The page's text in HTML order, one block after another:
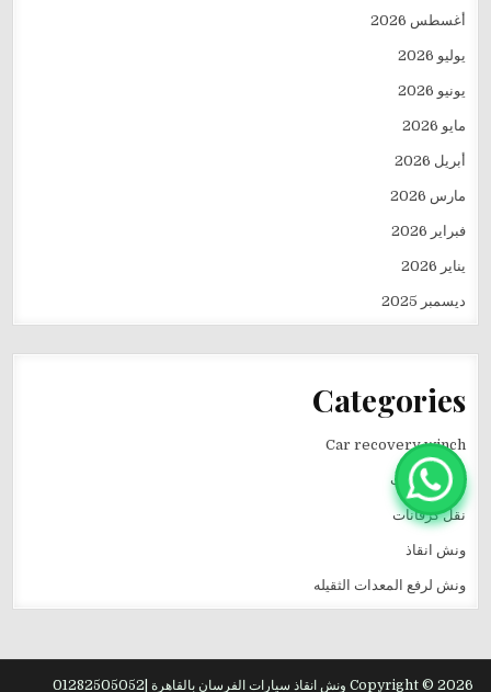
أغسطس 2026
يوليو 2026
يونيو 2026
مايو 2026
أبريل 2026
مارس 2026
فبراير 2026
يناير 2026
ديسمبر 2025
Categories
Car recovery winch
انقاذ سيارات
نقل كرفانات
ونش انقاذ
ونش لرفع المعدات الثقيله
Copyright © 2026 ونش انقاذ سيارات الفرسان بالقاهرة |01282505052